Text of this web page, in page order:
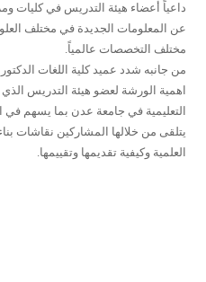
داعياً أعضاء هيئة التدريس في كليات
عن المعلومات الجديدة في مختلف
مختلف التخصصات عالمياً.
من جانبه شدد عميد كلية اللغات
اهمية الورشة لعضو هيئة التدريس
التعليمية في جامعة عدن بما يسهم في
يتلقى من خلالها المشاركين نقاشات
العلمية وكيفية تقديمها وتقييمها.